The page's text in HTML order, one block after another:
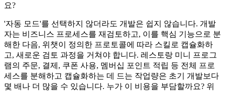
요?
'자동 모드'를 선택하지 않더라도 개발은 쉽지 않습니다. 개발
자는 비즈니스 프로세스를 재검토하고, 이를 핵심 기능으로 분
해한 다음, 위챗이 정의한 프로토콜에 따라 스킬로 캡슐화하
고, 새로운 검토 과정을 거쳐야 합니다. 레스토랑 미니 프로그
램의 주문, 결제, 쿠폰 사용, 멤버십 포인트 적립 등 전체 프로
세스를 분해하고 캡슐화하는 데 드는 작업량은 초기 개발보다
몇 배나 더 많을 수 있습니다. 누가 이 비용을 부담할까요? 위